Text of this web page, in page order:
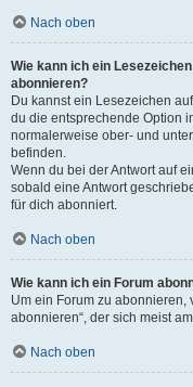
Nach oben
Wie kann ich ein
abonnieren?
Du kannst ein Lesezeichen
du die entsprechende Option
normalerweise ober- und
befinden.
Wenn du bei der Antwort auf
sobald eine Antwort
für dich abonniert.
Nach oben
Wie kann ich ein Forum
Um ein Forum zu abonnieren,
abonnieren“, der sich meist
Nach oben